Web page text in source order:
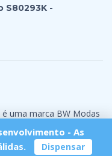
S80293K -
uma marca BW Modas
- As
Dispensar